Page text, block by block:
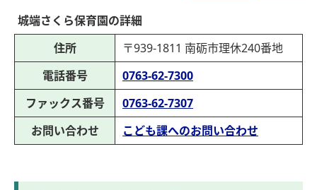
み
の
城端さくら保育園の詳細
住所
〒939-1811 南砺市理休240番地
電話番号
0763-62-7300
ファックス番号
0763-62-7307
お問い合わせ
こども課へのお問い合わせ